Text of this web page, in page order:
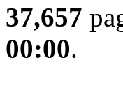
37,657
00:00.